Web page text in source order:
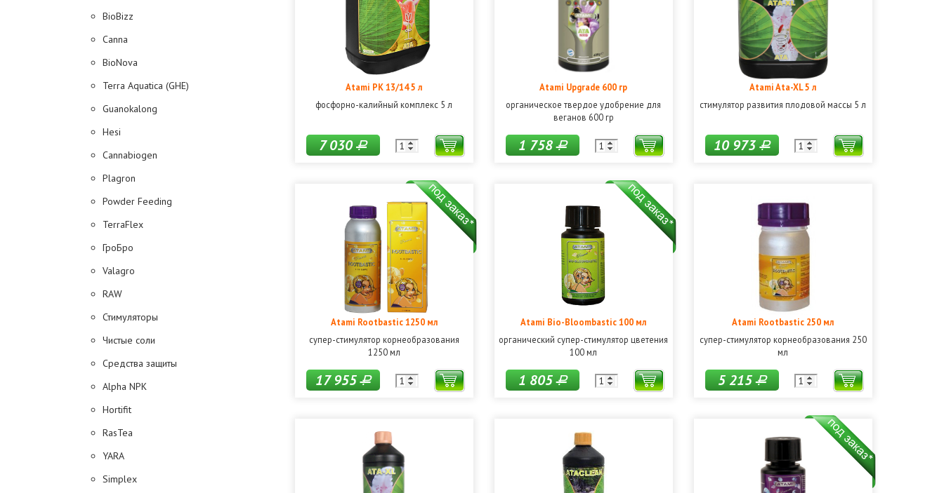
BioBizz
Canna
BioNova
Terra Aquatica (GHE)
Guanokalong
Hesi
Cannabiogen
Plagron
Powder Feeding
TerraFlex
ГроБро
Valagro
RAW
Стимуляторы
Чистые соли
Средства защиты
Alpha NPK
Hortifit
RasTea
YARA
Simplex
Atami PK 13/14 5 л
фосфорно-калийный комплекс 5 л
7 030Р
Atami Upgrade 600 гр
органическое твердое удобрение для
веганов 600 гр
1 758Р
Atami Ata-XL 5 л
стимулятор развития плодовой массы 5 л
10 973Р
Atami Rootbastic 1250 мл
супер-стимулятор корнеобразования
1250 мл
17 955Р
Atami Bio-Bloombastic 100 мл
органический супер-стимулятор цветения
100 мл
1 805Р
Atami Rootbastic 250 мл
супер-стимулятор корнеобразования 250
мл
5 215Р